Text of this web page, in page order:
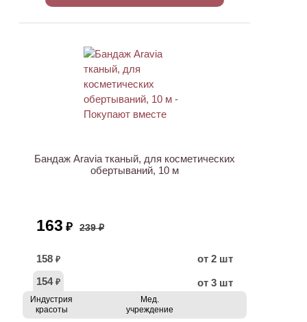
Бандаж Aravia тканый, для косметических
обертываний, 10 м
163 ₽ 239 ₽
158 ₽
от 2 шт
154 ₽ от 3 шт
Индустрия
красоты
Мед.
учреждение